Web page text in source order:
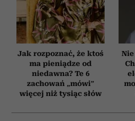
Jak rozpoznać, że ktoś
ma pieniądze od
niedawna? Te 6
zachowań „mówi”
więcej niż tysiąc słów